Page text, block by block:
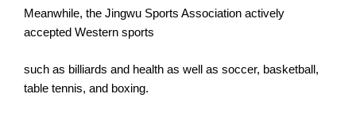
Meanwhile, the Jingwu Sports Association actively
accepted Western sports
such as billiards and health as well as soccer, basketball,
table tennis, and boxing.